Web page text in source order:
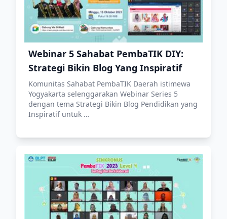
Webinar 5 Sahabat PembaTIK DIY:
Strategi Bikin Blog Yang Inspiratif
Komunitas Sahabat PembaTIK Daerah istimewa
Yogyakarta selenggarakan Webinar Series 5
dengan tema Strategi Bikin Blog Pendidikan yang
Inspiratif untuk …